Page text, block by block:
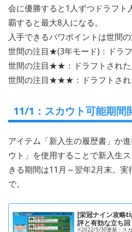
会に優勝すると1人ずつドラフト
覇すると最大8人になる。
入手できるパワポイントは世間の
世間の注目★(3年モード)：ドラ
世間の注目★★：ドラフトされ
世間の注目★★★：ドラフトされ
11/1：スカウト可能期間
アイテム「新入生の履歴書」か
ウト」を使用することで新入生
きる期間は11月～翌年2月末。実
で。
[栄冠ナイン攻略
評と有効な立ち回
※2022/5/30更新：スカ